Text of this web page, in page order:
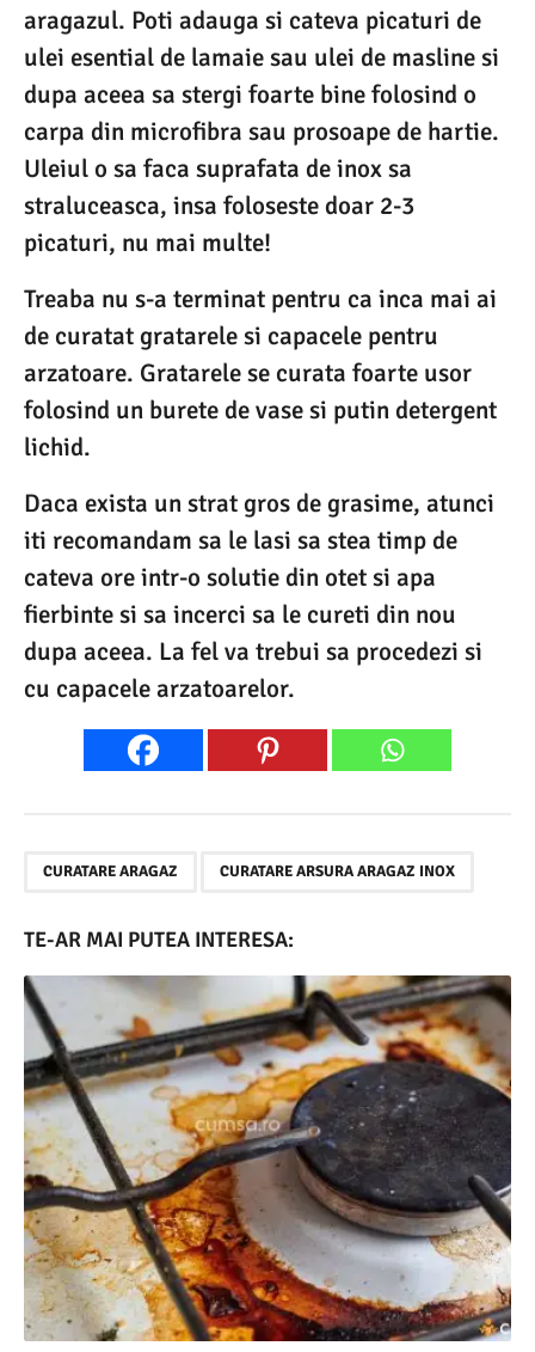
aragazul. Poti adauga si cateva picaturi de
ulei esential de lamaie sau ulei de masline si
dupa aceea sa stergi foarte bine folosind o
carpa din microfibra sau prosoape de hartie.
Uleiul o sa faca suprafata de inox sa
straluceasca, insa foloseste doar 2-3
picaturi, nu mai multe!
Treaba nu s-a terminat pentru ca inca mai ai
de curatat gratarele si capacele pentru
arzatoare. Gratarele se curata foarte usor
folosind un burete de vase si putin detergent
lichid.
Daca exista un strat gros de grasime, atunci
iti recomandam sa le lasi sa stea timp de
cateva ore intr-o solutie din otet si apa
fierbinte si sa incerci sa le cureti din nou
dupa aceea. La fel va trebui sa procedezi si
cu capacele arzatoarelor.
CURATARE ARAGAZ CURATARE ARSURA ARAGAZ INOX
TE-AR MAI PUTEA INTERESA: